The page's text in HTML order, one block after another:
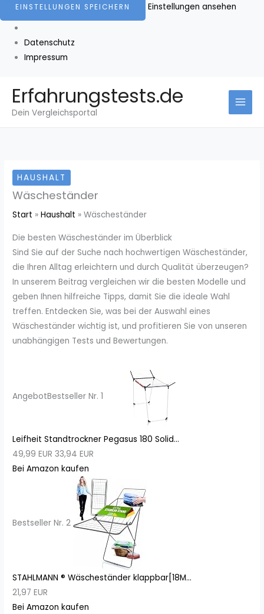
EINSTELLUNGEN SPEICHERN Einstellungen ansehen
Datenschutz
Impressum
Inhalt
springen
Erfahrungstests.de
Dein Vergleichsportal
HAUSHALT
Wäscheständer
Start Haushalt Wäscheständer
Die besten Wäscheständer im Überblick
Sind Sie auf der Suche nach hochwertigen Wäscheständer,
die Ihren Alltag erleichtern und durch Qualität überzeugen?
In unserem Beitrag vergleichen wir die besten Modelle und
geben Ihnen hilfreiche Tipps, damit Sie die ideale Wahl
treffen. Entdecken Sie, was bei der Auswahl eines
Wäscheständer wichtig ist, und profitieren Sie von unseren
unabhängigen Tests und Bewertungen.
AngebotBestseller Nr. 1
Leifheit Standtrockner Pegasus 180 Solid...
49,99 EUR 33,94 EUR
Bei Amazon kaufen
Bestseller Nr. 2
STAHLMANN ® Wäscheständer klappbar[18M...
21,97 EUR
Bei Amazon kaufen